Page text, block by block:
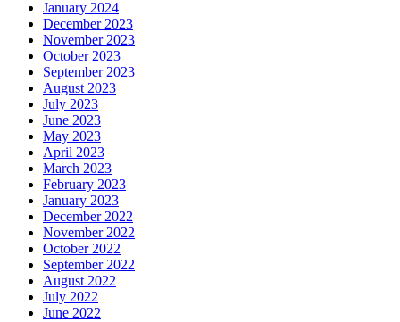
January 2024
December 2023
November 2023
October 2023
September 2023
August 2023
July 2023
June 2023
May 2023
April 2023
March 2023
February 2023
January 2023
December 2022
November 2022
October 2022
September 2022
August 2022
July 2022
June 2022